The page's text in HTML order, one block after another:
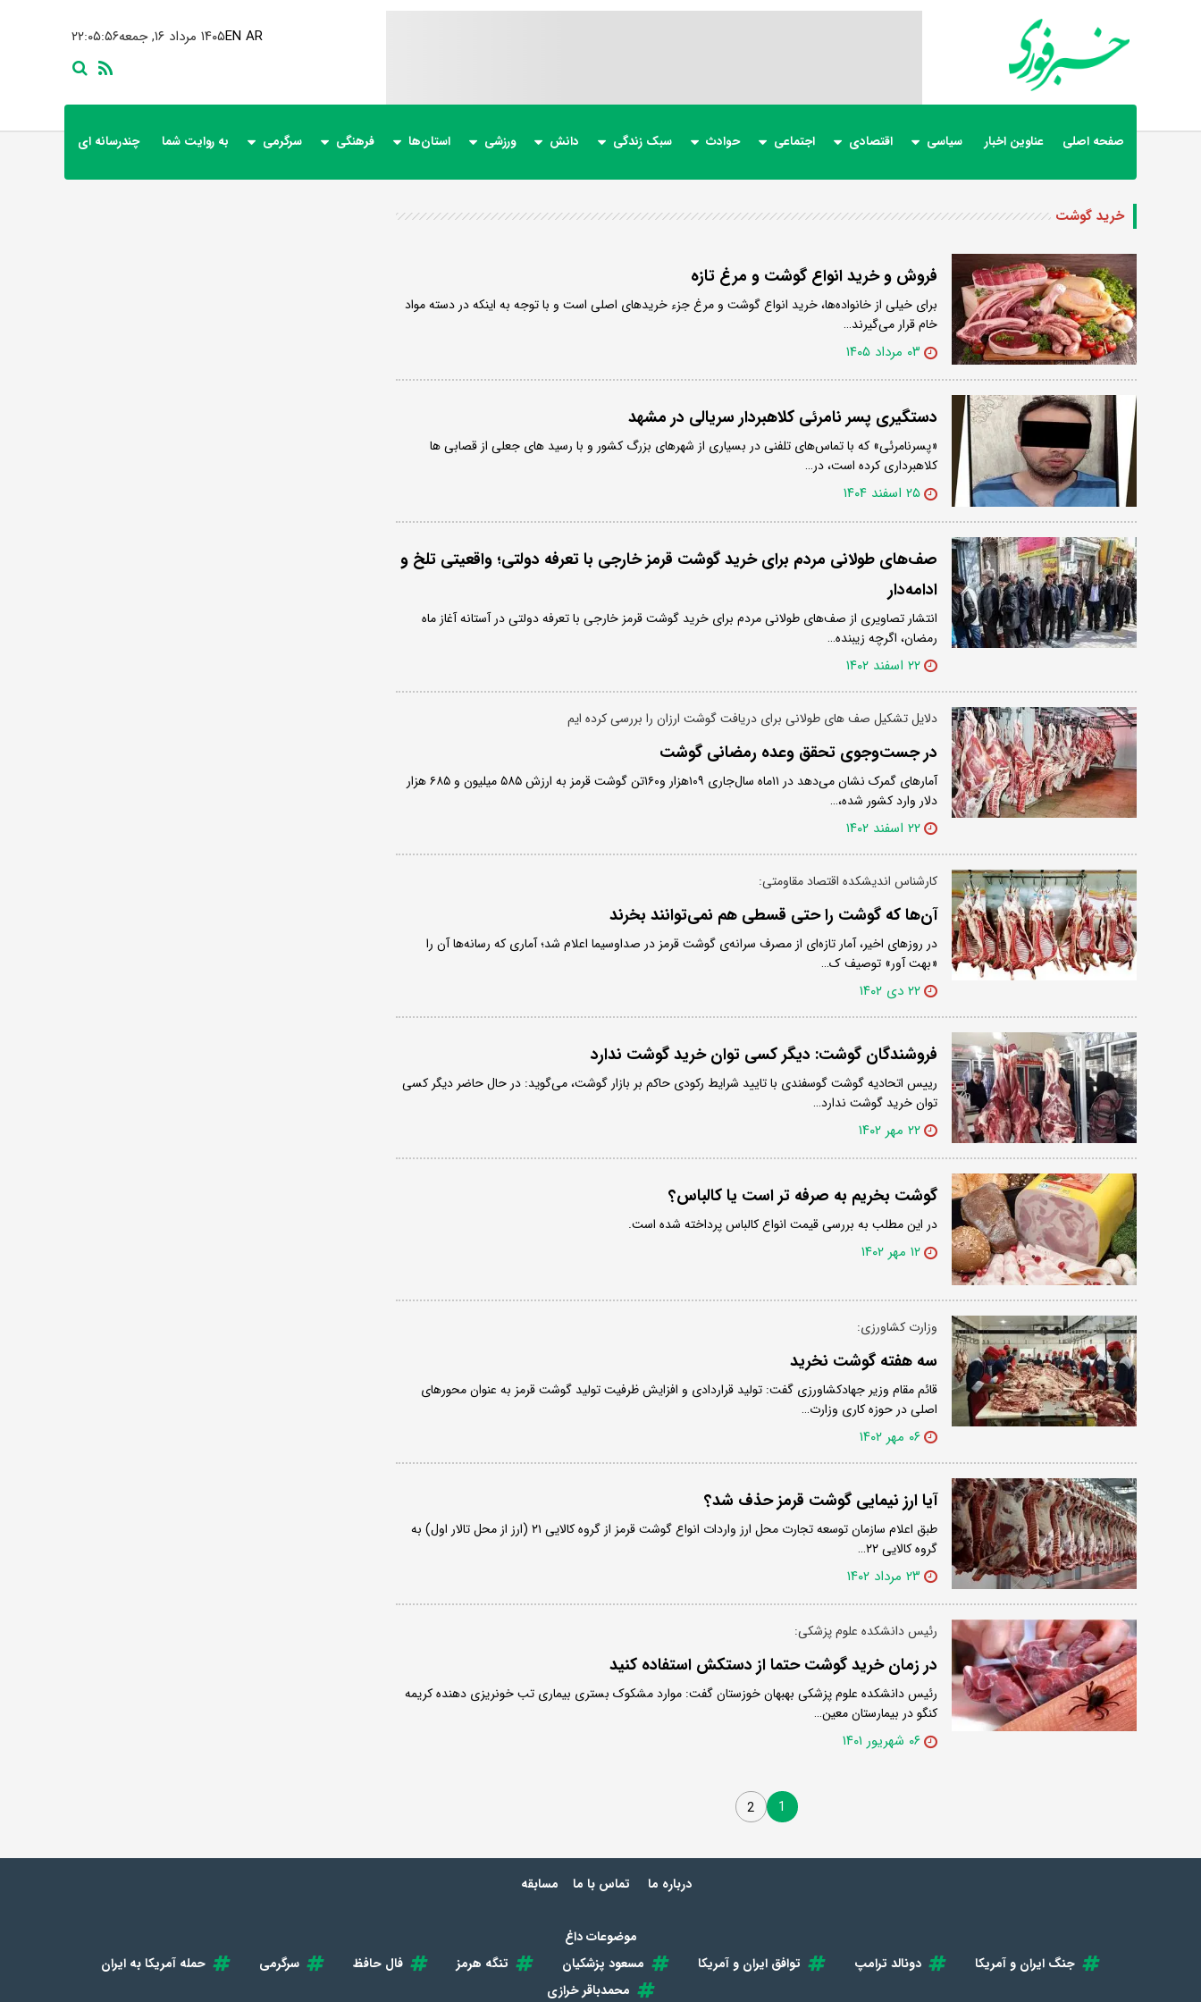
۲۲:۰۵:۵۷ ۱۴۰۵ مرداد ۱۶, جمعهEN AR
صفحه اصلی عناوین اخبار سیاسی اقتصادی اجتماعی حوادث سبک زندگی دانش ورزشی استان‌ها فرهنگی سرگرمی به روایت شما چندرسانه ای
خرید گوشت
فروش و خرید انواع گوشت و مرغ تازه
برای خیلی از خانواده‌ها، خرید انواع گوشت و مرغ جزء خریدهای اصلی است و با توجه به اینکه در دسته مواد
خام قرار می‌گیرند…
۰۳ مرداد ۱۴۰۵
دستگیری پسر نامرئی کلاهبردار سریالی در مشهد
«پسرنامرئی» که با تماس‌های تلفنی در بسیاری از شهرهای بزرگ کشور و با رسید های جعلی از قصابی ها
کلاهبرداری کرده است، در…
۲۵ اسفند ۱۴۰۴
صف‌های طولانی مردم برای خرید گوشت قرمز خارجی با تعرفه دولتی؛ واقعیتی تلخ و
ادامه‌دار
انتشار تصاویری از صف‌های طولانی مردم برای خرید گوشت قرمز خارجی با تعرفه دولتی در آستانه آغاز ماه
رمضان، اگرچه زیبنده…
۲۲ اسفند ۱۴۰۲
دلایل تشکیل صف های طولانی برای دریافت گوشت ارزان را بررسی کرده ایم
در جست‌و‌جوی تحقق وعده رمضانی گوشت
آمارهای گمرک نشان می‌دهد در ۱۱ماه سال‌جاری ۱۰۹هزار و۱۶۰تن گوشت قرمز به ارزش ۵۸۵ میلیون و ۶۸۵ هزار
دلار وارد کشور شده،…
۲۲ اسفند ۱۴۰۲
کارشناس اندیشکده اقتصاد مقاومتی:
آن‌ها که گوشت را حتی قسطی هم نمی‌توانند بخرند
در روز‌های اخیر، آمار تازه‌ای از مصرف سرانه‌ی گوشت قرمز در صداوسیما اعلام شد؛ آماری که رسانه‌ها آن را
«بهت آور» توصیف ک…
۲۲ دی ۱۴۰۲
فروشندگان گوشت: دیگر کسی توان خرید گوشت ندارد
رییس اتحادیه گوشت گوسفندی با تایید شرایط رکودی حاکم بر بازار گوشت، می‌گوید: در حال حاضر دیگر کسی
توان خرید گوشت ندارد…
۲۲ مهر ۱۴۰۲
گوشت بخریم به صرفه ‎تر است یا کالباس؟
در این مطلب به بررسی قیمت انواع کالباس پرداخته شده است.
۱۲ مهر ۱۴۰۲
وزارت کشاورزی:
سه هفته گوشت نخرید
قائم مقام وزیر جهادکشاورزی گفت: تولید قراردادی و افزایش ظرفیت تولید گوشت قرمز به عنوان محورهای
اصلی در حوزه کاری وزارت…
۰۶ مهر ۱۴۰۲
آیا ارز نیمایی گوشت قرمز حذف شد؟
طبق اعلام سازمان توسعه تجارت محل ارز واردات انواع گوشت قرمز از گروه کالایی ۲۱ (ارز از محل تالار اول) به
گروه کالایی ۲۲…
۲۳ مرداد ۱۴۰۲
رئیس دانشکده علوم پزشکی:
در زمان خرید گوشت حتما از دستکش استفاده کنید
رئیس دانشکده علوم پزشکی بهبهان خوزستان گفت: موارد مشکوک بستری بیماری تب خونریزی دهنده کریمه
کنگو در بیمارستان معین…
۰۶ شهریور ۱۴۰۱
1
2
درباره ما تماس با ما مسابقه
موضوعات داغ
جنگ ایران و آمریکا
دونالد ترامپ توافق ایران و آمریکا مسعود پزشکیان تنگه هرمز فال حافظ سرگرمی
حمله آمریکا به ایران
محمدباقر خرازی